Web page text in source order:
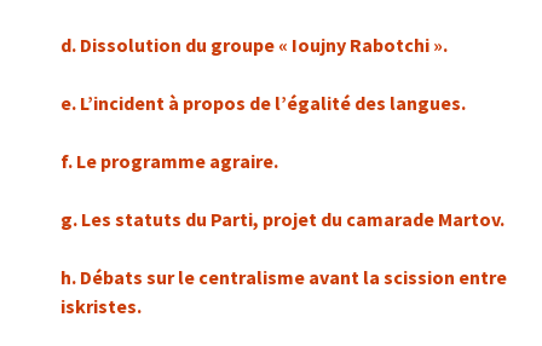
d. Dissolution du groupe « Ioujny Rabotchi ».
e. L’incident à propos de l’égalité des langues.
f. Le programme agraire.
g. Les statuts du Parti, projet du camarade Martov.
h. Débats sur le centralisme avant la scission entre
iskristes.